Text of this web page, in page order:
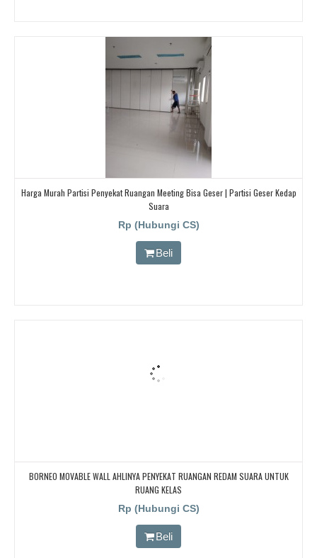
Harga Murah Partisi Penyekat Ruangan Meeting Bisa Geser | Partisi Geser Kedap
Suara
Rp (Hubungi CS)
Beli
BORNEO MOVABLE WALL AHLINYA PENYEKAT RUANGAN REDAM SUARA UNTUK
RUANG KELAS
Rp (Hubungi CS)
Beli